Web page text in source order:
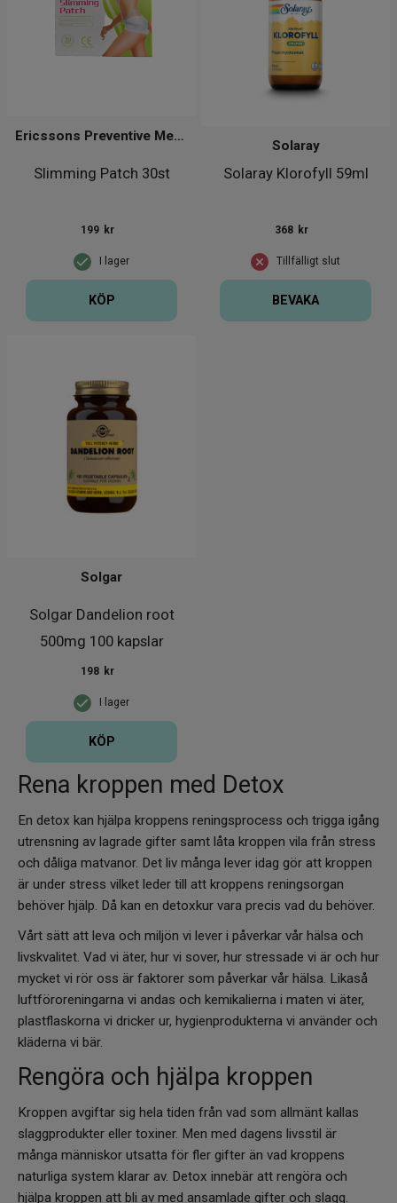
Slimming Patch 30st
Ericssons Preventive Medical Group
I lager
199 kr
KÖP
Solaray Klorofyll 59ml
Solaray
Tillfälligt slut
368 kr
BEVAKA
Solgar Dandelion root
500mg 100 kapslar
Solgar
I lager
198 kr
KÖP
Rena kroppen med Detox
En detox kan hjälpa kroppens reningsprocess och trigga igång
utrensning av lagrade gifter samt låta kroppen vila från stress
och dåliga matvanor. Det liv många lever idag gör att kroppen
är under stress vilket leder till att kroppens reningsorgan
behöver hjälp. Då kan en detoxkur vara precis vad du behöver.
Vårt sätt att leva och miljön vi lever i påverkar vår hälsa och
livskvalitet. Vad vi äter, hur vi sover, hur stressade vi är och hur
mycket vi rör oss är faktorer som påverkar vår hälsa. Likaså
luftföroreningarna vi andas och kemikalierna i maten vi äter,
plastflaskorna vi dricker ur, hygienprodukterna vi använder och
kläderna vi bär.
Rengöra och hjälpa kroppen
Kroppen avgiftar sig hela tiden från vad som allmänt kallas
slaggprodukter eller toxiner. Men med dagens livsstil är
många människor utsatta för fler gifter än vad kroppens
naturliga system klarar av. Detox innebär att rengöra och
hjälpa kroppen att bli av med ansamlade gifter och slagg.